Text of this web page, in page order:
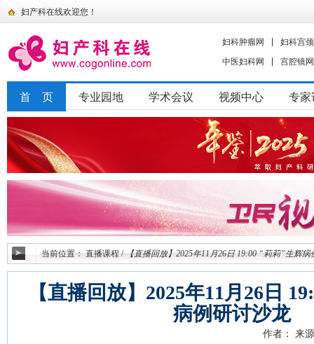
妇产科在线欢迎您！
妇科肿瘤网
妇科宫
中医妇科网
宫腔镜网
首 页 专业园地 学术会议 视频中心 专家
当前位置：直播课程 / 【直播回放】2025年11月26日 19:00 “莉莉”生辉病
【直播回放】2025年11月26日
病例研讨沙龙
作者： 来